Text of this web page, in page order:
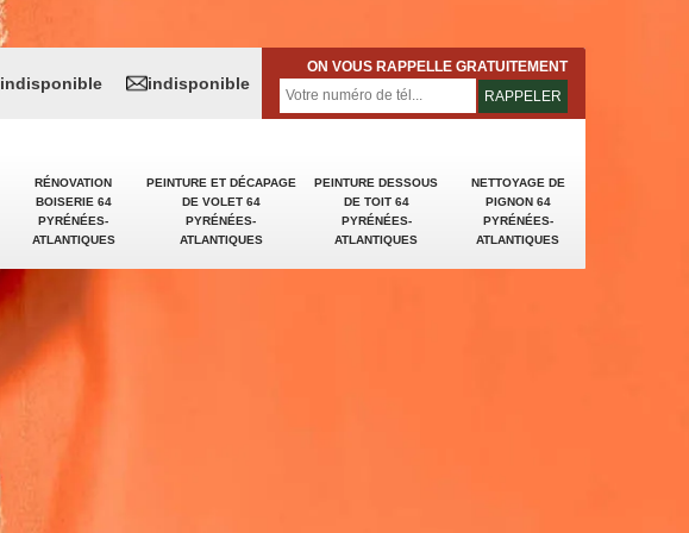
RÉNOVATION
BOISERIE 64
PYRÉNÉES-
ATLANTIQUES
PEINTURE ET DÉCAPAGE
DE VOLET 64
PYRÉNÉES-
ATLANTIQUES
PEINTURE DESSOUS
DE TOIT 64
PYRÉNÉES-
ATLANTIQUES
NETTOYAGE DE
PIGNON 64
PYRÉNÉES-
ATLANTIQUES
indisponible indisponible
ON VOUS RAPPELLE GRATUITEMENT